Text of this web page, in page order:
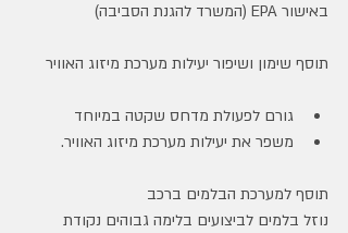
באישור EPA (המשרד להגנת הסביבה)
תוסף שימון ושיפור יעילות מערכת מיזוג האוויר
גורם לפעולת מדחס שקטה במיוחד
משפר את יעילות מערכת מיזוג האוויר.
תוסף למערכת הבלמים ברכב
נוזל בלמים לביצועים בלימה גבוהים נקודת